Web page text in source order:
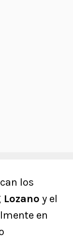
los
y el
en